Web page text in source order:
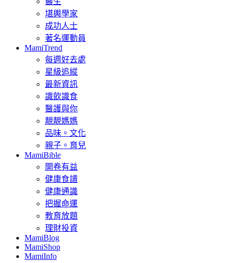
堪輿學家
成功人士
著名運動員
MamiTrend
每週好去處
星級追縱
最新資訊
識飲識食
醫護與你
靚靚媽媽
品味。文化
親子。育兒
MamiBible
開卷有益
健康食譜
健康通識
把握命運
教育放題
理財投資
MamiBlog
MamiShop
MamiInfo